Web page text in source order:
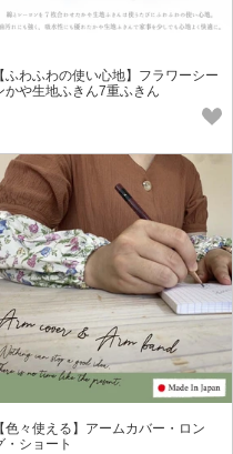
【ふわふわの使い心地】フラワーシー
かや生地ふきん7重ふきん
【色々使える】アームカバー・ロン
・ショート